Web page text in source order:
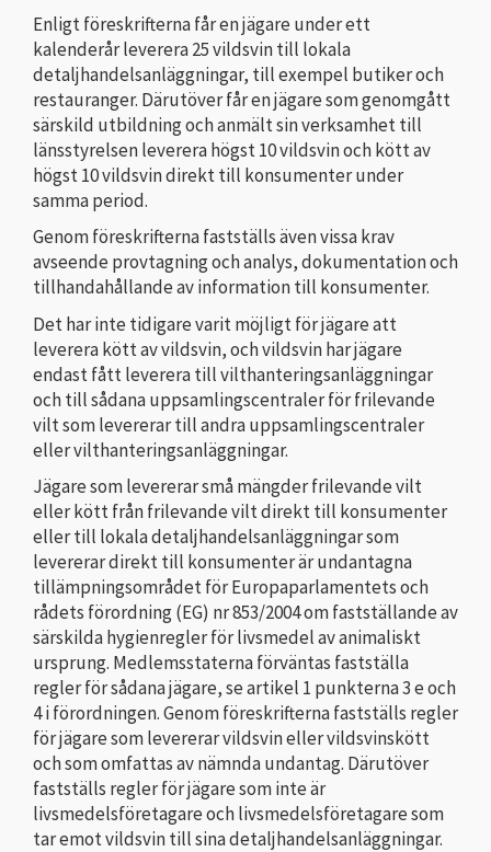
Enligt föreskrifterna får en jägare under ett
kalenderår leverera 25 vildsvin till lokala
detaljhandelsanläggningar, till exempel butiker och
restauranger. Därutöver får en jägare som genomgått
särskild utbildning och anmält sin verksamhet till
länsstyrelsen leverera högst 10 vildsvin och kött av
högst 10 vildsvin direkt till konsumenter under
samma period.
Genom föreskrifterna fastställs även vissa krav
avseende provtagning och analys, dokumentation och
tillhandahållande av information till konsumenter.
Det har inte tidigare varit möjligt för jägare att
leverera kött av vildsvin, och vildsvin har jägare
endast fått leverera till vilthanteringsanläggningar
och till sådana uppsamlingscentraler för frilevande
vilt som levererar till andra uppsamlingscentraler
eller vilthanteringsanläggningar.
Jägare som levererar små mängder frilevande vilt
eller kött från frilevande vilt direkt till konsumenter
eller till lokala detaljhandelsanläggningar som
levererar direkt till konsumenter är undantagna
tillämpningsområdet för Europaparlamentets och
rådets förordning (EG) nr 853/2004 om fastställande av
särskilda hygienregler för livsmedel av animaliskt
ursprung. Medlemsstaterna förväntas fastställa
regler för sådana jägare, se artikel 1 punkterna 3 e och
4 i förordningen. Genom föreskrifterna fastställs regler
för jägare som levererar vildsvin eller vildsvinskött
och som omfattas av nämnda undantag. Därutöver
fastställs regler för jägare som inte är
livsmedelsföretagare och livsmedelsföretagare som
tar emot vildsvin till sina detaljhandelsanläggningar.